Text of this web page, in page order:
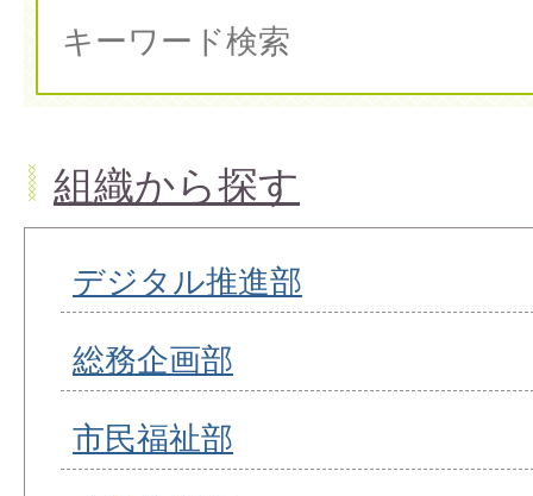
組織から探す
デジタル推進部
総務企画部
市民福祉部